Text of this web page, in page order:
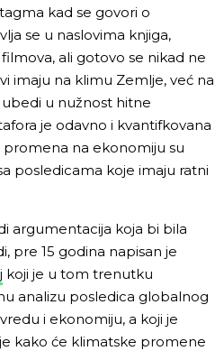
kad se govori o
se u naslovima knjiga,
ali gotovo se nikad ne
imaju na klimu Zemlje, već na
u nužnost hitne
je odavno i kvantifkovana
na ekonomiju su
posledicama koje imaju ratni
argumentacija koja bi bila
pre 15 godina napisan je
koji je u tom trenutku
analizu posledica globalnog
i ekonomiju, a koji je
kako će klimatske promene